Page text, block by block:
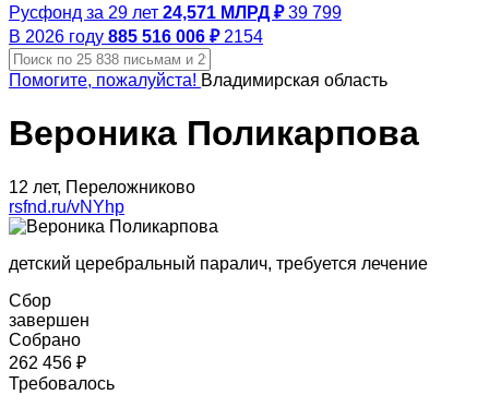
Русфонд за 29 лет 24,571 МЛРД ₽ 39 799
В 2026 году 885 516 006 ₽ 2154
Помогите, пожалуйста! Владимирская область
Вероника Поликарпова
12 лет, Переложниково
rsfnd.ru/vNYhp
детский церебральный паралич, требуется лечение
Сбор
завершен
Собрано
262 456 ₽
Требовалось